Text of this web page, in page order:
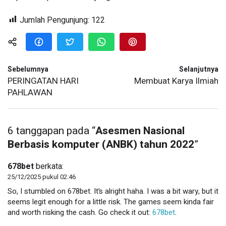
Jumlah Pengunjung: 122
Sebelumnya
PERINGATAN HARI
PAHLAWAN
Selanjutnya
Membuat Karya Ilmiah
6 tanggapan pada “Asesmen Nasional
Berbasis komputer (ANBK) tahun 2022”
678betberkata:
25/12/2025 pukul 02:46
So, I stumbled on 678bet. It’s alright haha. I was a bit wary, but it
seems legit enough for a little risk. The games seem kinda fair
and worth risking the cash. Go check it out: 678bet.